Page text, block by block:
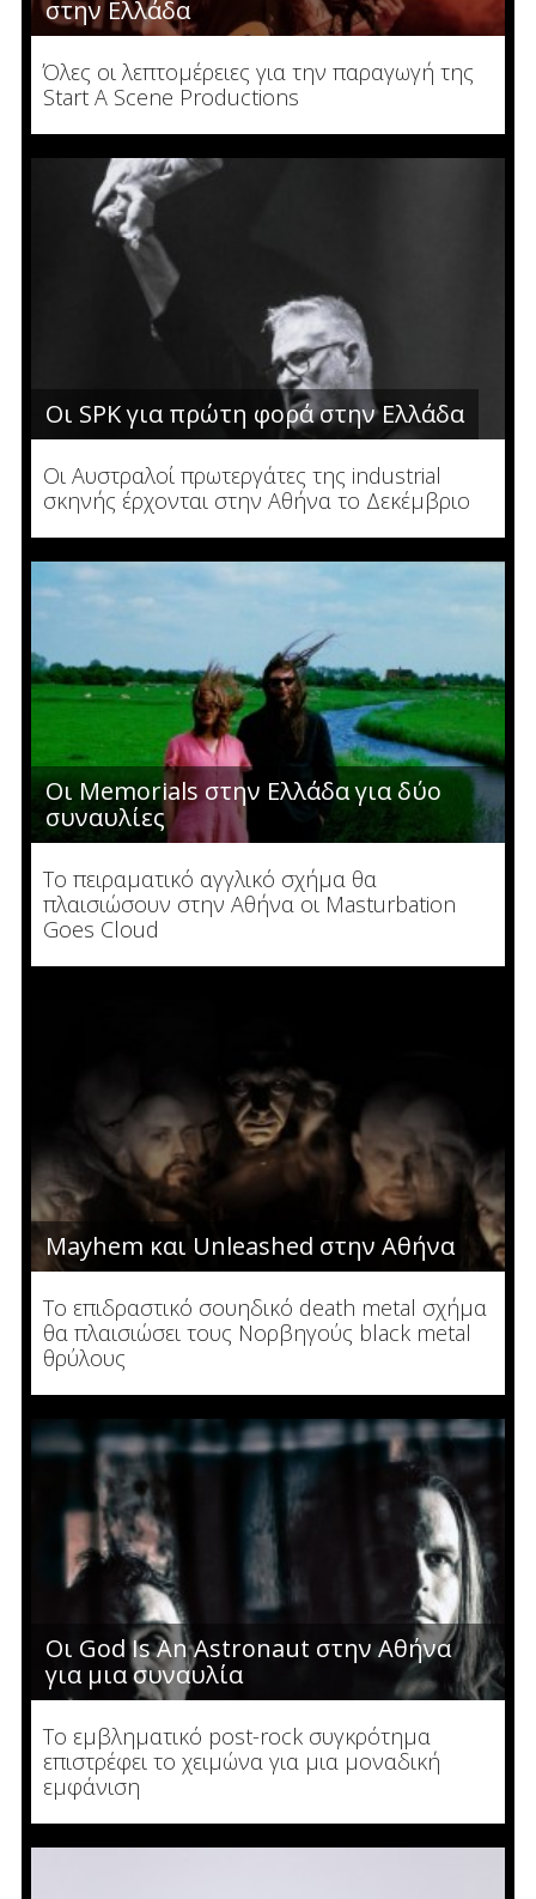
στην Ελλάδα
Όλες οι λεπτομέρειες για την παραγωγή της
Start A Scene Productions
Οι SPK για πρώτη φορά στην Ελλάδα
Οι Αυστραλοί πρωτεργάτες της industrial
σκηνής έρχονται στην Αθήνα το Δεκέμβριο
Οι Memorials στην Ελλάδα για δύο
συναυλίες
Το πειραματικό αγγλικό σχήμα θα
πλαισιώσουν στην Αθήνα οι Masturbation
Goes Cloud
Mayhem και Unleashed στην Αθήνα
Το επιδραστικό σουηδικό death metal σχήμα
θα πλαισιώσει τους Νορβηγούς black metal
θρύλους
Οι God Is An Astronaut στην Αθήνα
για μια συναυλία
Το εμβληματικό post-rock συγκρότημα
επιστρέφει το χειμώνα για μια μοναδική
εμφάνιση